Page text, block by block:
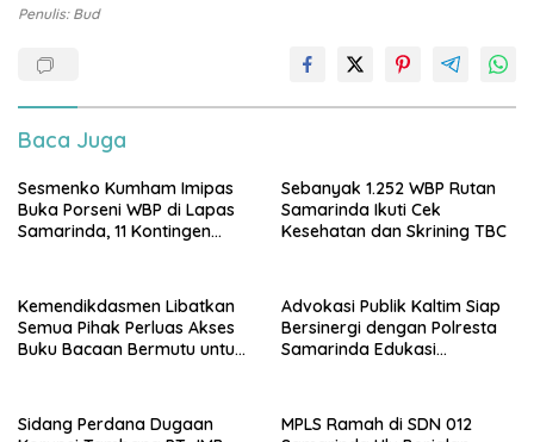
Penulis: Bud
Baca Juga
Sesmenko Kumham Imipas
Buka Porseni WBP di Lapas
Samarinda, 11 Kontingen
Sebanyak 1.252 WBP Rutan
Samarinda Ikuti Cek
Kesehatan dan Skrining TBC
Kemendikdasmen Libatkan
Semua Pihak Perluas Akses
Buku Bacaan Bermutu untuk
Advokasi Publik Kaltim Siap
Bersinergi dengan Polresta
Samarinda Edukasi
Sidang Perdana Dugaan
MPLS Ramah di SDN 012